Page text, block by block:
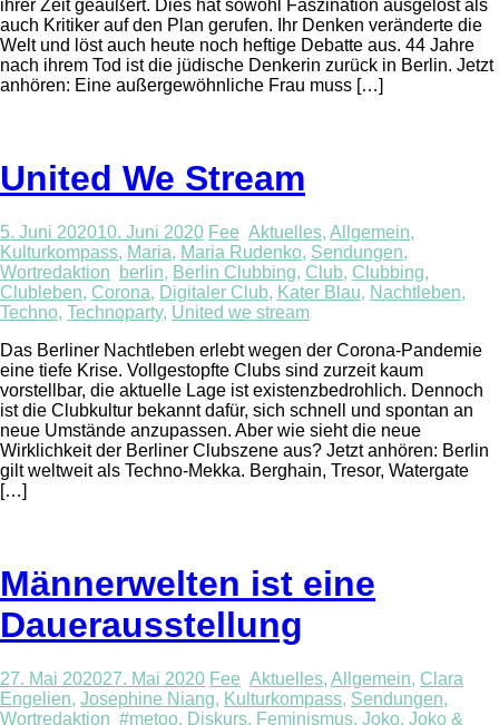
ihrer Zeit geäußert. Dies hat sowohl Faszination ausgelöst als
auch Kritiker auf den Plan gerufen. Ihr Denken veränderte die
Welt und löst auch heute noch heftige Debatte aus. 44 Jahre
nach ihrem Tod ist die jüdische Denkerin zurück in Berlin. Jetzt
anhören: Eine außergewöhnliche Frau muss […]
United We Stream
5. Juni 202010. Juni 2020 Fee Aktuelles, Allgemein,
Kulturkompass, Maria, Maria Rudenko, Sendungen,
Wortredaktion
berlin, Berlin Clubbing, Club, Clubbing,
Clubleben, Corona, Digitaler Club, Kater Blau, Nachtleben,
Techno, Technoparty, United we stream
Das Berliner Nachtleben erlebt wegen der Corona-Pandemie
eine tiefe Krise. Vollgestopfte Clubs sind zurzeit kaum
vorstellbar, die aktuelle Lage ist existenzbedrohlich. Dennoch
ist die Clubkultur bekannt dafür, sich schnell und spontan an
neue Umstände anzupassen. Aber wie sieht die neue
Wirklichkeit der Berliner Clubszene aus? Jetzt anhören: Berlin
gilt weltweit als Techno-Mekka. Berghain, Tresor, Watergate
[…]
Männerwelten ist eine
Dauerausstellung
27. Mai 202027. Mai 2020 Fee Aktuelles, Allgemein, Clara
Engelien, Josephine Niang, Kulturkompass, Sendungen,
Wortredaktion #metoo, Diskurs, Feminismus, Joko, Joko &